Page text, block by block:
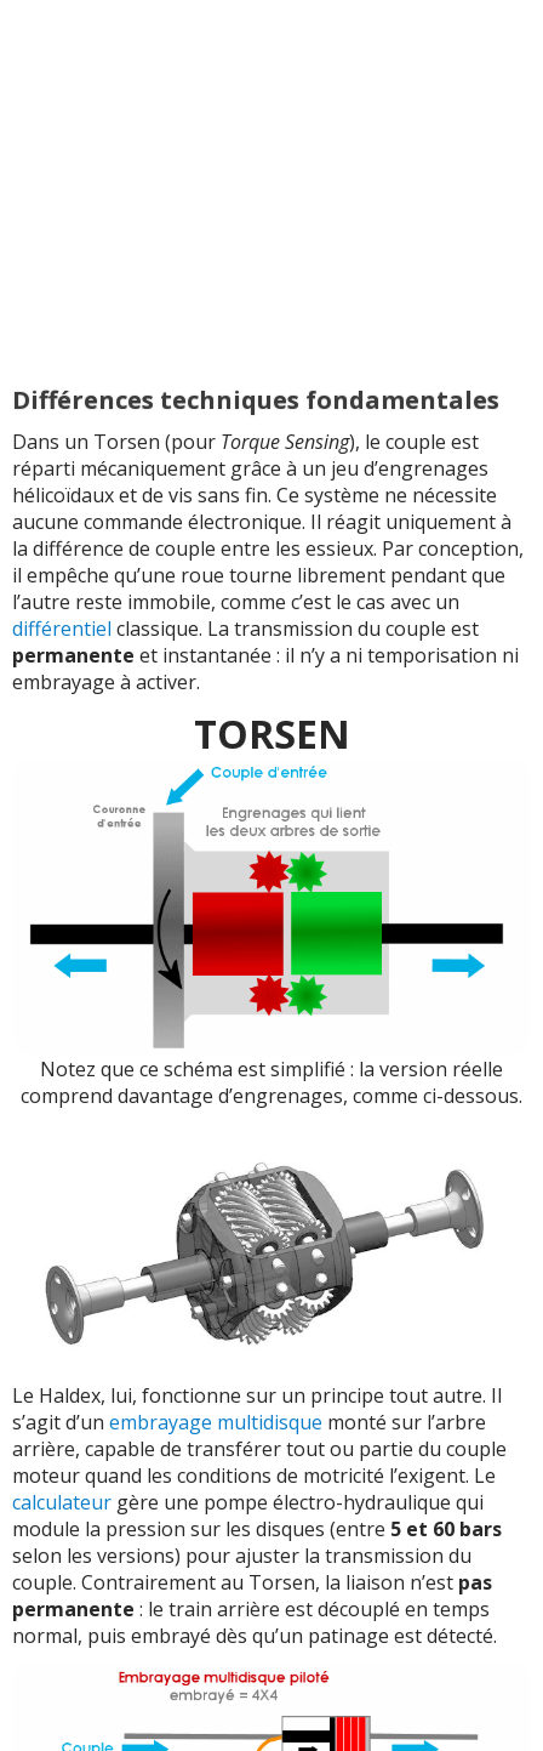
Différences techniques fondamentales
Dans un Torsen (pour Torque Sensing), le couple est
réparti mécaniquement grâce à un jeu d’engrenages
hélicoïdaux et de vis sans fin. Ce système ne nécessite
aucune commande électronique. Il réagit uniquement à
la différence de couple entre les essieux. Par conception,
il empêche qu’une roue tourne librement pendant que
l’autre reste immobile, comme c’est le cas avec un
différentiel classique. La transmission du couple est
permanente et instantanée : il n’y a ni temporisation ni
embrayage à activer.
TORSEN
Notez que ce schéma est simplifié : la version réelle
comprend davantage d’engrenages, comme ci-dessous.
Le Haldex, lui, fonctionne sur un principe tout autre. Il
s’agit d’un embrayage multidisque monté sur l’arbre
arrière, capable de transférer tout ou partie du couple
moteur quand les conditions de motricité l’exigent. Le
calculateur gère une pompe électro-hydraulique qui
module la pression sur les disques (entre 5 et 60 bars
selon les versions) pour ajuster la transmission du
couple. Contrairement au Torsen, la liaison n’est pas
permanente : le train arrière est découplé en temps
normal, puis embrayé dès qu’un patinage est détecté.